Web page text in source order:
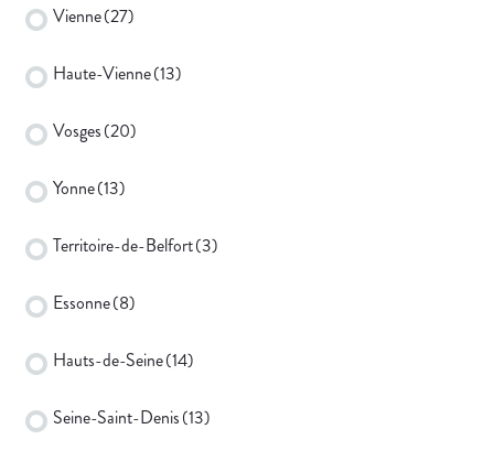
Vienne(27)
Haute-Vienne(13)
Vosges(20)
Yonne(13)
Territoire-de-Belfort(3)
Essonne(8)
Hauts-de-Seine(14)
Seine-Saint-Denis(13)